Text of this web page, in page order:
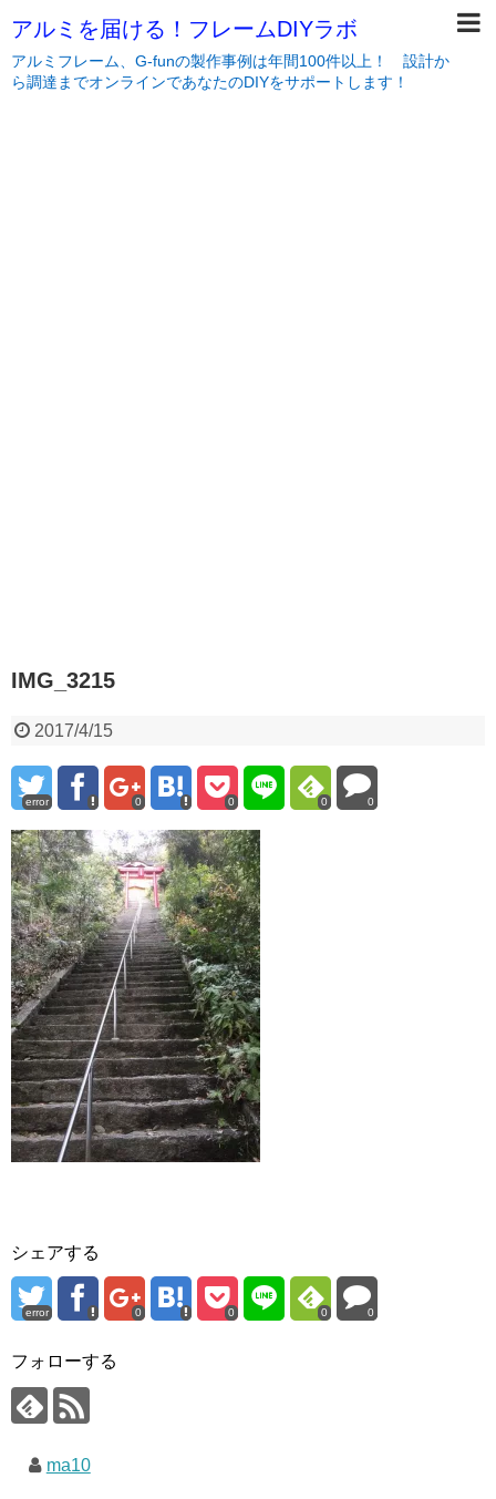
アルミを届ける！フレームDIYラボ
アルミフレーム、G-funの製作事例は年間100件以上！ 設計か
ら調達までオンラインであなたのDIYをサポートします！
IMG_3215
2017/4/15
error 0 0 0 0
シェアする
error 0 0 0 0
フォローする
ma10